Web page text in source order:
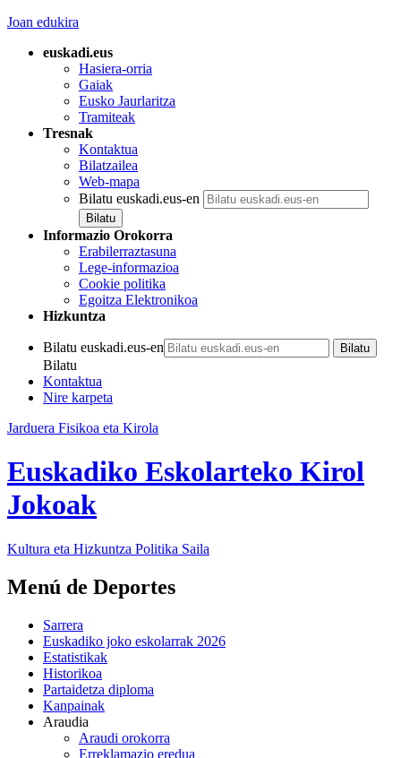
Joan edukira
euskadi.eus
Hasiera-orria
Gaiak
Eusko Jaurlaritza
Tramiteak
Tresnak
Kontaktua
Bilatzailea
Web-mapa
Bilatu euskadi.eus-en
Informazio Orokorra
Erabilerraztasuna
Lege-informazioa
Cookie politika
Egoitza Elektronikoa
Hizkuntza
Bilatu euskadi.eus-en
Bilatu
Kontaktua
Nire karpeta
Jarduera Fisikoa eta Kirola
Euskadiko Eskolarteko Kirol
Jokoak
Kultura eta Hizkuntza Politika Saila
Menú de Deportes
Sarrera
Euskadiko joko eskolarrak 2026
Estatistikak
Historikoa
Partaidetza diploma
Kanpainak
Araudia
Araudi orokorra
Erreklamazio eredua